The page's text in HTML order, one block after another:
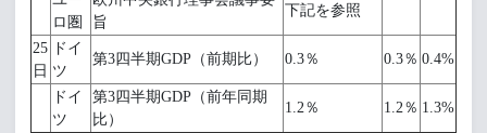
ロ圏
旨
下記を参照
25
日
ドイ
ツ
第3四半期GDP（前期比） 0.3％ 0.3％ 0.4%
ドイ
ツ
第3四半期GDP（前年同期
比）
1.2％ 1.2％ 1.3%